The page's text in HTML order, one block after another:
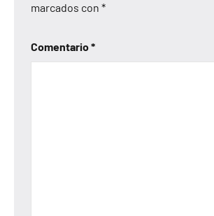
marcados con *
Comentario*